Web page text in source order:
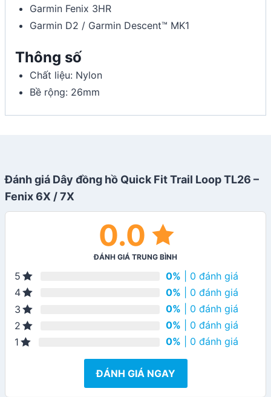
Garmin Fenix 3HR
Garmin D2 / Garmin Descent™ MK1
Thông số
Chất liệu: Nylon
Bề rộng: 26mm
Đánh giá Dây đồng hồ Quick Fit Trail Loop TL26 –
Fenix 6X / 7X
0.0
ĐÁNH GIÁ TRUNG BÌNH
5 0% | 0 đánh giá
4
0% | 0 đánh giá
3
0% | 0 đánh giá
2
0% | 0 đánh giá
1
0% | 0 đánh giá
ĐÁNH GIÁ NGAY